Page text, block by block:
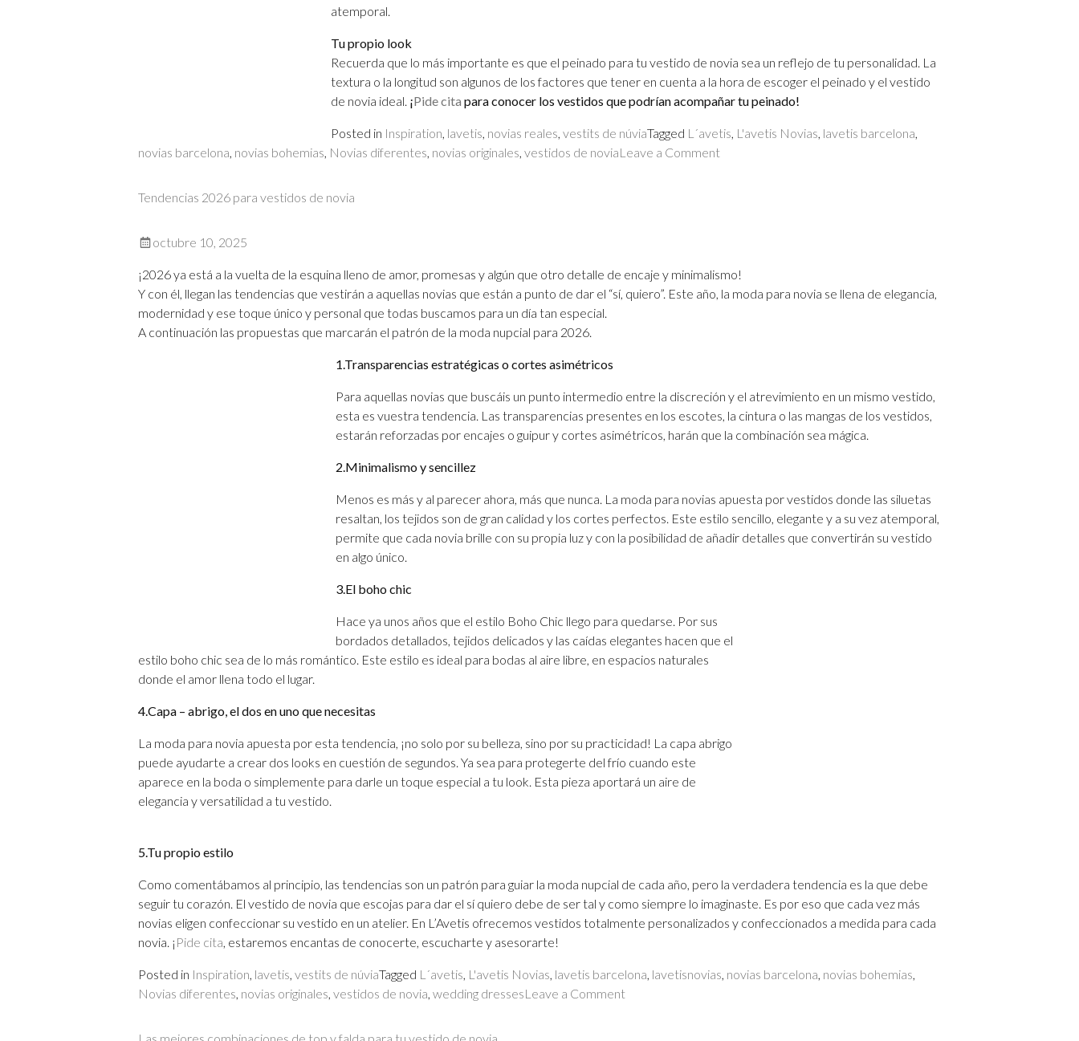
atemporal.
Tu propio look
Recuerda que lo más importante es que el peinado para tu vestido de novia sea un reflejo de tu personalidad. La
textura o la longitud son algunos de los factores que tener en cuenta a la hora de escoger el peinado y el vestido
de novia ideal. ¡Pide cita para conocer los vestidos que podrían acompañar tu peinado!
Posted in Inspiration, lavetis, novias reales, vestits de núviaTagged L´avetis, L'avetis Novias, lavetis barcelona,
novias barcelona, novias bohemias, Novias diferentes, novias originales, vestidos de noviaLeave a Commenton
vestido
de
Tendencias 2026 para vestidos de novia
octubre 10, 2025
¡2026 ya está a la vuelta de la esquina lleno de amor, promesas y algún que otro detalle de encaje y minimalismo!
Y con él, llegan las tendencias que vestirán a aquellas novias que están a punto de dar el “sí, quiero”. Este año, la moda para novia se llena de elegancia,
modernidad y ese toque único y personal que todas buscamos para un día tan especial.
A continuación las propuestas que marcarán el patrón de la moda nupcial para 2026.
1.Transparencias estratégicas o cortes asimétricos
Para aquellas novias que buscáis un punto intermedio entre la discreción y el atrevimiento en un mismo vestido,
esta es vuestra tendencia. Las transparencias presentes en los escotes, la cintura o las mangas de los vestidos,
estarán reforzadas por encajes o guipur y cortes asimétricos, harán que la combinación sea mágica.
2.Minimalismo y sencillez
Menos es más y al parecer ahora, más que nunca. La moda para novias apuesta por vestidos donde las siluetas
resaltan, los tejidos son de gran calidad y los cortes perfectos. Este estilo sencillo, elegante y a su vez atemporal,
permite que cada novia brille con su propia luz y con la posibilidad de añadir detalles que convertirán su vestido
en algo único.
3.El boho chic
Hace ya unos años que el estilo Boho Chic llego para quedarse. Por sus
bordados detallados, tejidos delicados y las caídas elegantes hacen que el
estilo boho chic sea de lo más romántico. Este estilo es ideal para bodas al aire libre, en espacios naturales
donde el amor llena todo el lugar.
4.Capa – abrigo, el dos en uno que necesitas
La moda para novia apuesta por esta tendencia, ¡no solo por su belleza, sino por su practicidad! La capa abrigo
puede ayudarte a crear dos looks en cuestión de segundos. Ya sea para protegerte del frío cuando este
aparece en la boda o simplemente para darle un toque especial a tu look. Esta pieza aportará un aire de
elegancia y versatilidad a tu vestido.
5.Tu propio estilo
Como comentábamos al principio, las tendencias son un patrón para guiar la moda nupcial de cada año, pero la verdadera tendencia es la que debe
seguir tu corazón. El vestido de novia que escojas para dar el sí quiero debe de ser tal y como siempre lo imaginaste. Es por eso que cada vez más
novias eligen confeccionar su vestido en un atelier. En L’Avetis ofrecemos vestidos totalmente personalizados y confeccionados a medida para cada
novia. ¡ Pide cita, estaremos encantas de conocerte, escucharte y asesorarte!
Posted in Inspiration, lavetis, vestits de núviaTagged L´avetis, L'avetis Novias, lavetis barcelona, lavetisnovias, novias barcelona, novias bohemias,
Novias diferentes, novias originales, vestidos de novia, wedding dressesLeave a Commenton